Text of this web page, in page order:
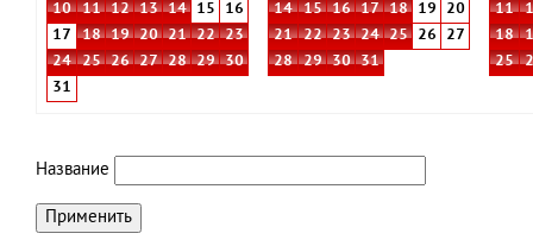
10
11 12 13 14 15
16
17
18 19 20 21 22
23
24
25 26 27 28 29
30
31
14
15 16 17 18 19
20
21
22 23 24 25 26
27
28
29 30 31
11
18
25
Название